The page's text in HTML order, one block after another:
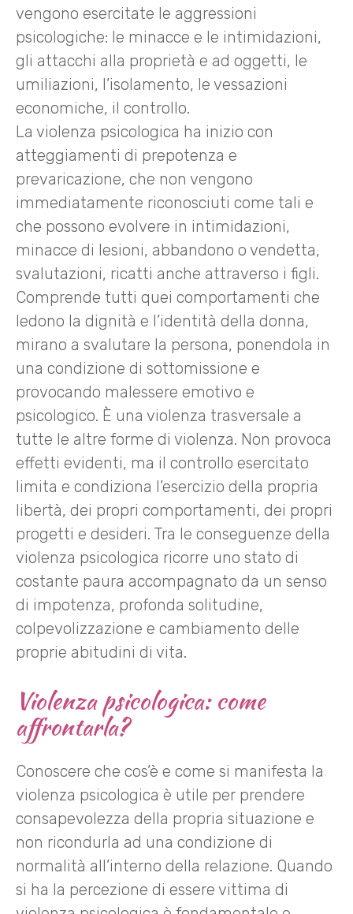
vengono esercitate le aggressioni
psicologiche: le minacce e le intimidazioni,
gli attacchi alla proprietà e ad oggetti, le
umiliazioni, l’isolamento, le vessazioni
economiche, il controllo.
La violenza psicologica ha inizio con
atteggiamenti di prepotenza e
prevaricazione, che non vengono
immediatamente riconosciuti come tali e
che possono evolvere in intimidazioni,
minacce di lesioni, abbandono o vendetta,
svalutazioni, ricatti anche attraverso i figli.
Comprende tutti quei comportamenti che
ledono la dignità e l’identità della donna,
mirano a svalutare la persona, ponendola in
una condizione di sottomissione e
provocando malessere emotivo e
psicologico. È una violenza trasversale a
tutte le altre forme di violenza. Non provoca
effetti evidenti, ma il controllo esercitato
limita e condiziona l’esercizio della propria
libertà, dei propri comportamenti, dei propri
progetti e desideri. Tra le conseguenze della
violenza psicologica ricorre uno stato di
costante paura accompagnato da un senso
di impotenza, profonda solitudine,
colpevolizzazione e cambiamento delle
proprie abitudini di vita.
Violenza psicologica: come
affrontarla?
Conoscere che cos’è e come si manifesta la
violenza psicologica è utile per prendere
consapevolezza della propria situazione e
non ricondurla ad una condizione di
normalità all’interno della relazione. Quando
si ha la percezione di essere vittima di